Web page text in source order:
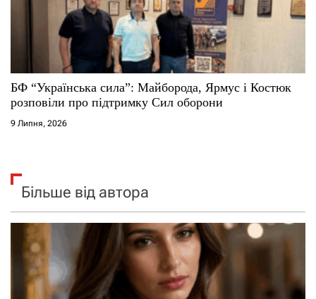
БФ “Українська сила”: Майборода, Ярмус і Костюк
розповіли про підтримку Сил оборони
9 Липня, 2026
Більше від автора